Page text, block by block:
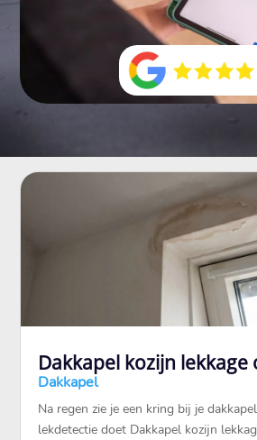
Dakkapel kozijn
Dakkapel
Na regen zie je een kring bij je
lekdetectie doet Dakkapel kozijn